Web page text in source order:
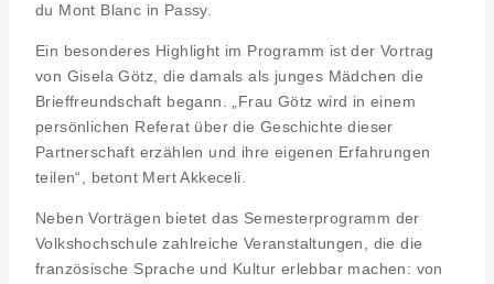
du Mont Blanc in Passy.
Ein besonderes Highlight im Programm ist der Vortrag
von Gisela Götz, die damals als junges Mädchen die
Brieffreundschaft begann. „Frau Götz wird in einem
persönlichen Referat über die Geschichte dieser
Partnerschaft erzählen und ihre eigenen Erfahrungen
teilen“, betont Mert Akkeceli.
Neben Vorträgen bietet das Semesterprogramm der
Volkshochschule zahlreiche Veranstaltungen, die die
französische Sprache und Kultur erlebbar machen: von